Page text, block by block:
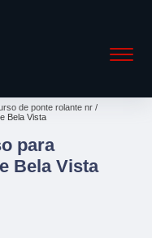
de ponte rolante nr
Bela Vista
para
Bela Vista